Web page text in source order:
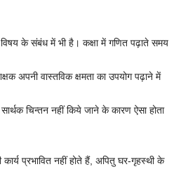
विषय के संबंध में भी है। कक्षा में गणित पढ़ाते समय
अपनी वास्तविक क्षमता का उपयोग पढ़ाने में
चिन्तन नहीं किये जाने के कारण ऐसा होता
कार्य प्रभावित नहीं होते हैं, अपितु घर-गृहस्थी के